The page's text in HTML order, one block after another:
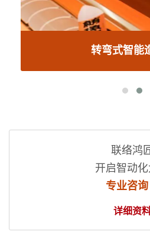
转弯式智能造
联络鸿
开启智动化
专业咨询
详细资